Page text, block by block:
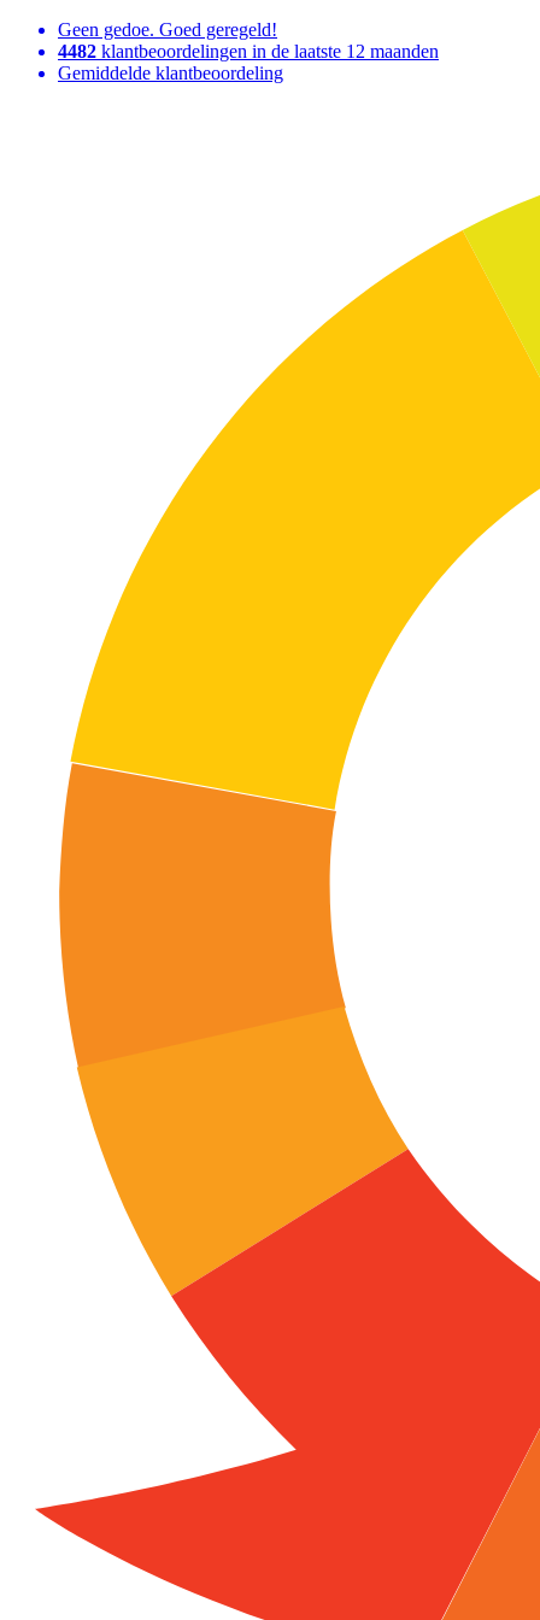
Geen gedoe. Goed geregeld!
4482 klantbeoordelingen in de laatste 12 maanden
Gemiddelde klantbeoordeling